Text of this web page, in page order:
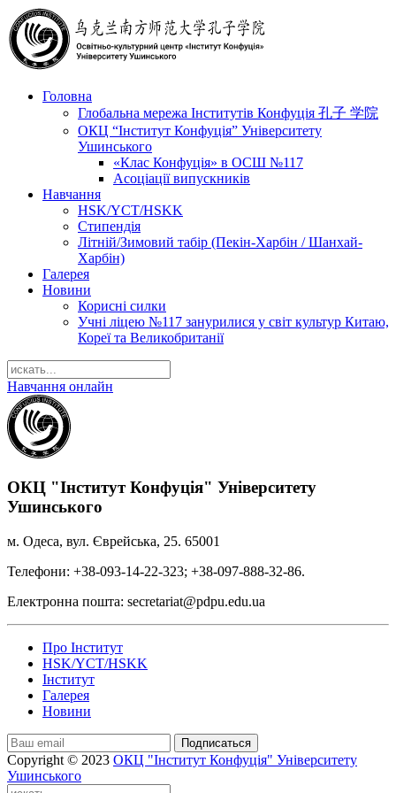
Головна
Глобальна мережа Інститутів Конфуція 孔子 学院
ОКЦ “Інститут Конфуція” Університету
Ушинського
«Клас Конфуція» в ОСШ №117
Асоціації випускників
Навчання
HSK/YCT/HSKK
Стипендія
Літній/Зимовий табір (Пекін-Харбін / Шанхай-
Харбін)
Галерея
Новини
Корисні силки
Учні ліцею №117 занурилися у світ культур Китаю,
Кореї та Великобританії
Навчання онлайн
ОКЦ "Інститут Конфуція" Університету
Ушинського
м. Одеса, вул. Єврейська, 25. 65001
Телефони: +38-093-14-22-323; +38-097-888-32-86.
Електронна пошта: secretariat@pdpu.edu.ua
Про Інститут
HSK/YCT/HSKK
Інститут
Галерея
Новини
Подписаться
Copyright © 2023 ОКЦ "Інститут Конфуція" Університету
Ушинського